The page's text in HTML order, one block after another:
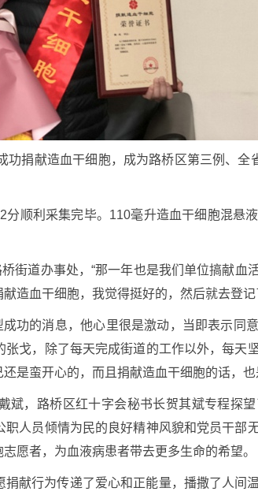
捐献造血干细胞，成为路桥区第三例、全
顺利采集完毕。110毫升造血干细胞混悬
街道办事处，“那一年也是我们单位搞献血
造血干细胞，我觉得挺好的，然后就去登
功的消息，他心里很是激动，当即表示同
戈，除了每天完成街道的工作以外，每天
是蛮开心的，而且捐献造血干细胞的话，
斌，路桥区红十字会秘书长贺其斌专程探
人员倾情为民的良好精神风貌和党员干部
愿者，为血液病患者带去更多生命的希望。
献行为传递了爱心和正能量，播撒了人间